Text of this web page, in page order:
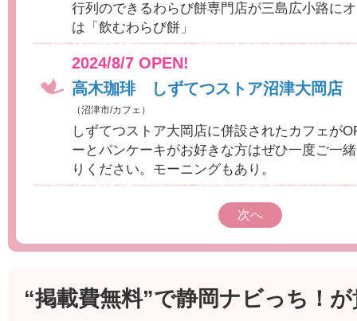
行列のできるわらび餅専門店が三島広小路に
は「飲むわらび餅」
2024/8/7 OPEN!
高木珈琲 しずてつストア沼津大岡店
（沼津市/カフェ）
しずてつストア大岡店に併設されたカフェが
ーとパンケーキがお好きな方はぜひ一度ご一
りください。モーニングもあり。
次へ
“掲載費無料”で静岡ナビっち！